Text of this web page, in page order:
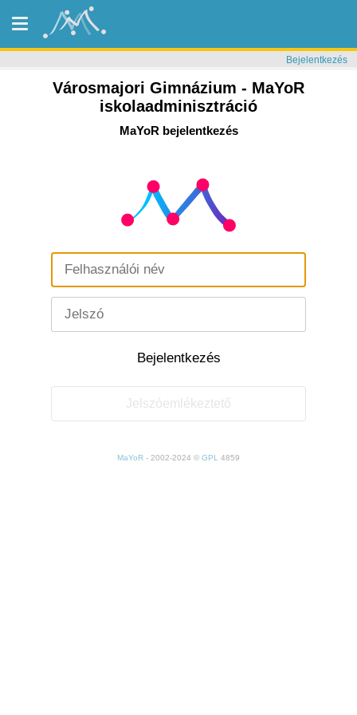
Bejelentkezés
Városmajori Gimnázium - MaYoR
iskolaadminisztráció
MaYoR bejelentkezés
Jelszóemlékeztető
MaYoR - 2002-2024 © GPL 4859